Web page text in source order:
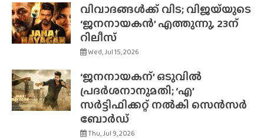
വിവാദങ്ങൾക്ക് വിട; വിജയ്‌യുടെ
‘ജനനായകൻ’ എത്തുന്നു, 23ന്
റിലീസ്
Wed, Jul 15, 2026
‘ജനനായകന്’ ഒടുവിൽ
പ്രദർശനാനുമതി; ‘എ’
സർട്ടിഫിക്കറ്റ് നൽകി സെൻസർ
ബോർഡ്
Thu, Jul 9, 2026